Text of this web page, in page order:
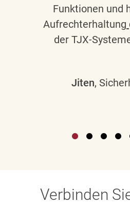
Funktionen und
Aufrechterhaltung
der TJX-
Jiten,
Verbinden